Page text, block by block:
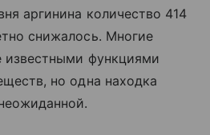
аргинина количество 414
снижалось. Многие
известными функциями
но одна находка